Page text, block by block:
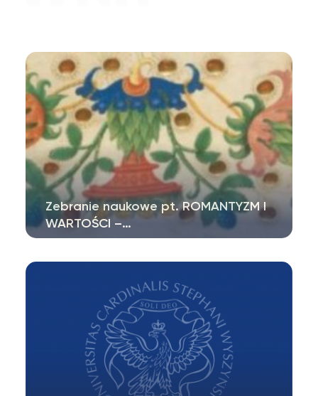
Zebranie naukowe pt. ROMANTYZM I
WARTOŚCI –…
zaprasza na otwarte zebranie naukowe…